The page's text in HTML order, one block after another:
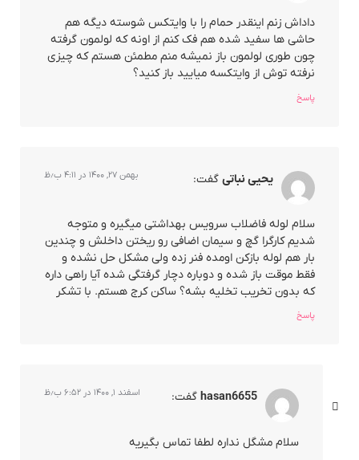
داداش زنم اینقدر حمام را با وایتکس شوسته دیگه هم
حاشی ها سفید شده هم فک کنم از اونه که لولمون گرفته
چون طوری لولمون باز نمیشه منم مطمئن هستم که چیزی
نرفته توش از وایتکسه میایید باز کنید؟
پاسخ
یحیی نباتی گفت: بهمن ۲۷, ۱۴۰۰ در ۴:۱۱ ب٫ظ
سلام لوله فاضلاب سرویس بهداشتی میگیره و متوجه
شدیم کارگرا گچ و سیمان اضافی رو ریختن داخلش و چندین
بار هم لوله بازکن اومده فنر زده ولی مشکل حل نشده و
فقط موقت باز شده و دوباره دچار گرفتگی شده آیا راهی داره
که بدون تخریب تخلیه بشه؟ ساکن کرج هستم. با تشکر
پاسخ
hasan6655 گفت: اسفند ۱, ۱۴۰۰ در ۶:۵۲ ب٫ظ
سلام مشگل نداره لطفا تماس بگیریه